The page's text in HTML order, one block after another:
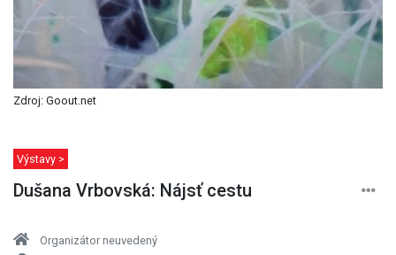
Zdroj: Goout.net
Výstavy >
Dušana Vrbovská: Nájsť cestu
Organizátor neuvedený